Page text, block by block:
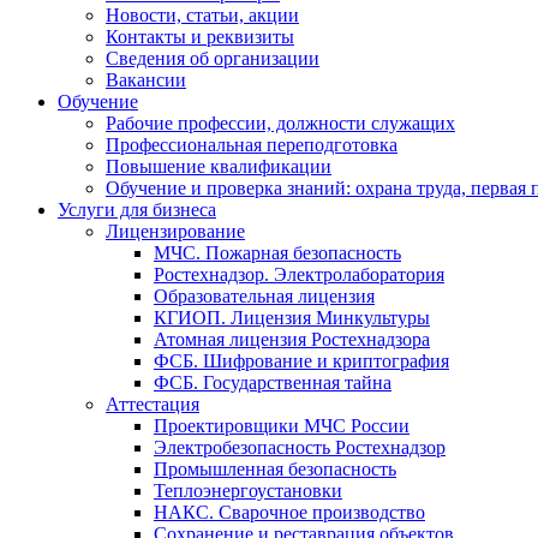
Новости, статьи, акции
Контакты и реквизиты
Сведения об организации
Вакансии
Обучение
Рабочие профессии, должности служащих
Профессиональная переподготовка
Повышение квалификации
Обучение и проверка знаний: охрана труда,
Услуги для бизнеса
Лицензирование
МЧС. Пожарная безопасность
Ростехнадзор. Электролаборатория
Образовательная лицензия
КГИОП. Лицензия Минкультуры
Атомная лицензия Ростехнадзора
ФСБ. Шифрование и криптография
ФСБ. Государственная тайна
Аттестация
Проектировщики МЧС России
Электробезопасность Ростехнадзор
Промышленная безопасность
Теплоэнергоустановки
НАКС. Сварочное производство
Сохранение и реставрация объектов